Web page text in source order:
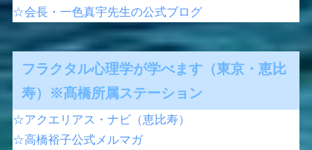
☆会長・一色真宇先生の公式ブログ
フラクタル心理学が学べます（東京・恵比
寿）※髙橋所属ステーション
☆アクエリアス・ナビ（恵比寿）
☆高橋裕子公式メルマガ